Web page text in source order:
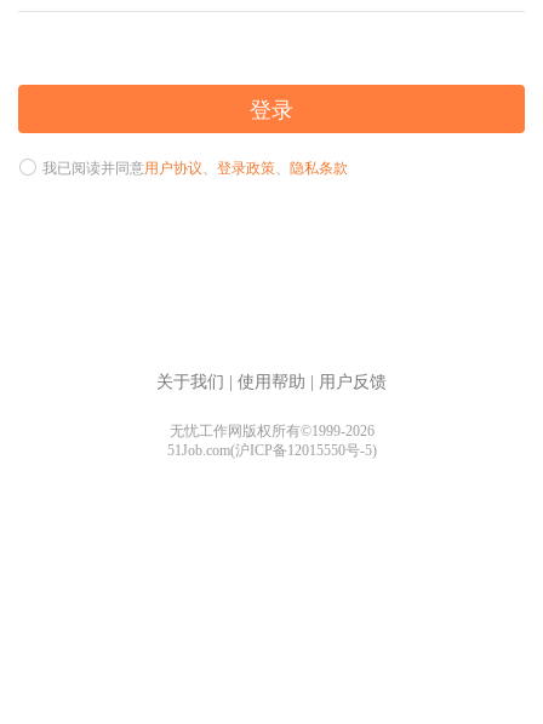
登录
我已阅读并同意用户协议、 登录政策、 隐私条款
关于我们 使用帮助 用户反馈
无忧工作网版权所有©1999-2026
51Job.com(沪ICP备12015550号-5)